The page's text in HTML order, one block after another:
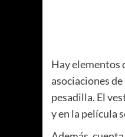
Hay elementos
asociaciones
pesadilla. El
y en la película